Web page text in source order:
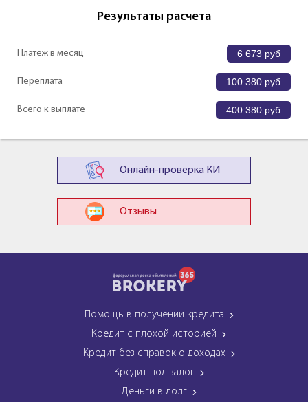
Результаты расчета
Платеж в месяц 6 673 руб
Переплата 100 380 руб
Всего к выплате 400 380 руб
Онлайн-проверка КИ
Отзывы
Помощь в получении кредита
Кредит с плохой историей
Кредит без справок о доходах
Кредит под залог
Деньги в долг